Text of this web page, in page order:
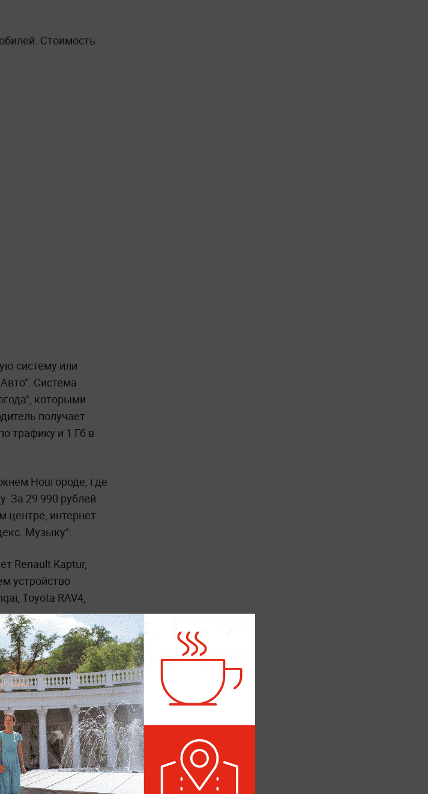
Стоимость
систему или
Система
которыми
получает
трафику и 1 Гб в
Новгороде, где
За 29 990 рублей
центре, интернет
Музыку".
Renault Kaptur,
устройство
Toyota RAV4,